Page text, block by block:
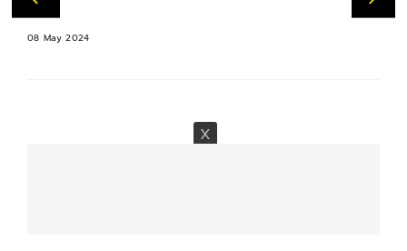
08 May 2024